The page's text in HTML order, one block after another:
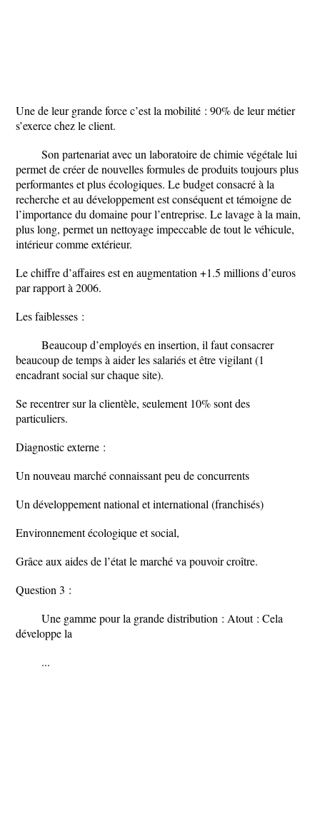
Une de leur grande force c’est la mobilité : 90% de leur métier
s’exerce chez le client.
Son partenariat avec un laboratoire de chimie végétale lui
permet de créer de nouvelles formules de produits toujours plus
performantes et plus écologiques. Le budget consacré à la
recherche et au développement est conséquent et témoigne de
l’importance du domaine pour l’entreprise. Le lavage à la main,
plus long, permet un nettoyage impeccable de tout le véhicule,
intérieur comme extérieur.
Le chiffre d’affaires est en augmentation +1.5 millions d’euros
par rapport à 2006.
Les faiblesses :
Beaucoup d’employés en insertion, il faut consacrer
beaucoup de temps à aider les salariés et être vigilant (1
encadrant social sur chaque site).
Se recentrer sur la clientèle, seulement 10% sont des
particuliers.
Diagnostic externe :
Un nouveau marché connaissant peu de concurrents
Un développement national et international (franchisés)
Environnement écologique et social,
Grâce aux aides de l’état le marché va pouvoir croître.
Question 3 :
Une gamme pour la grande distribution : Atout : Cela
développe la
...